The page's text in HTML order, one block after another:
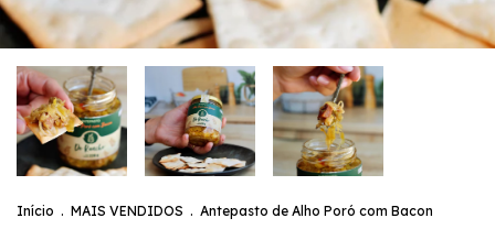
Início . MAIS VENDIDOS . Antepasto de Alho Poró com Bacon